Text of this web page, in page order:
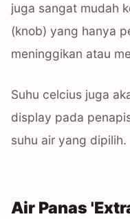
juga sangat mudah
(knob) yang hanya
meninggikan atau
Suhu celcius juga
display pada
suhu air yang dipilih.
Air Panas